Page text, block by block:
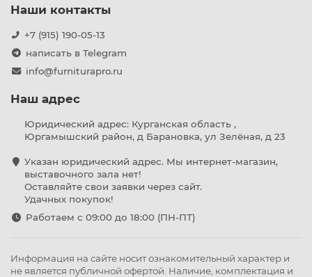
Наши контакты
+7 (915) 190-05-13
написать в Telegram
info@furniturapro.ru
Наш адрес
Юридический адрес: Курганская область ,
Юргамышский район, д Барановка, ул Зелёная, д 23
Указан юридический адрес. Мы интернет-магазин,
выставочного зала нет!
Оставляйте свои заявки через сайт.
Удачных покупок!
Работаем с 09:00 до 18:00 (ПН-ПТ)
Информация на сайте носит ознакомительный характер и
не является публичной офертой. Наличие, комплектация и